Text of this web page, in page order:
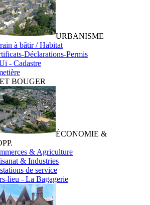
URBANISME
à bâtir / Habitat
Déclarations-Permis
- Cadastre
BOUGER
ÉCONOMIE &
& Agriculture
& Industries
de service
lieu - La Bagagerie